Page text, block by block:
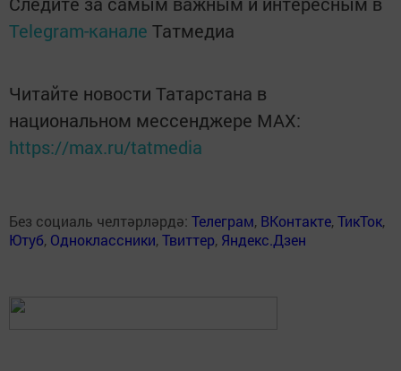
Telegram-канале Татмедиа
Читайте новости Татарстана в
национальном мессенджере MАХ:
https://max.ru/tatmedia
Без социаль челтәрләрдә: Телеграм, ВКонтакте,ТикТок,
Ютуб, Одноклассники,Твиттер, Яндекс.Дзен